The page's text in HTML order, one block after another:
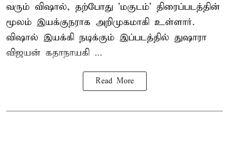
வரும் விஷால், தற்போது 'மகுடம்' திரைப்படத்தின்
மூலம் இயக்குநராக அறிமுகமாகி உள்ளார்.
விஷால் இயக்கி நடிக்கும் இப்படத்தில் துஷாரா
விஜயன் கதாநாயகி ...
Read More